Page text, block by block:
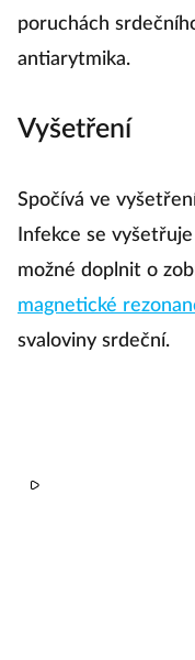
poruchách
antiarytmika.
Vyšetření
Spočívá ve
Infekce se
možné doplnit o
magnetické
svaloviny srdeční.